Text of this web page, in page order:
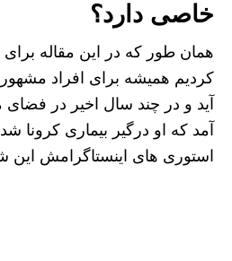
خاصی دارد؟
همان طور که در این مقاله برای
کردیم همیشه برای افراد
آید و در چند سال اخیر در فضای
آمد که او درگیر بیماری کرونا
استوری های اینستاگرامش این